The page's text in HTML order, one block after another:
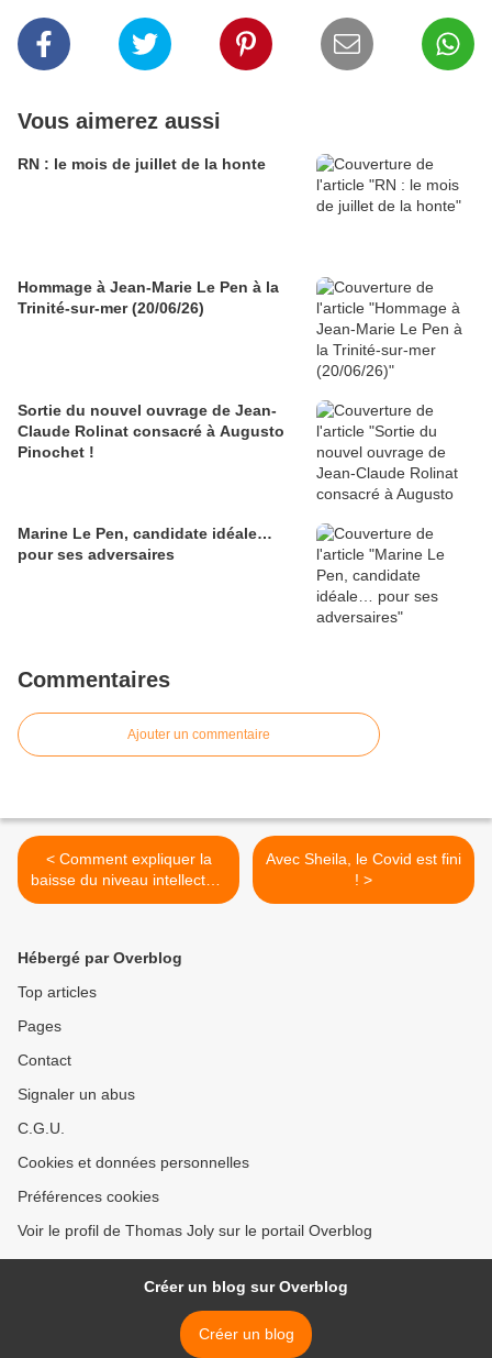
Vous aimerez aussi
RN : le mois de juillet de la honte
Hommage à Jean-Marie Le Pen à la
Trinité-sur-mer (20/06/26)
Sortie du nouvel ouvrage de Jean-
Claude Rolinat consacré à Augusto
Pinochet !
Marine Le Pen, candidate idéale…
pour ses adversaires
Commentaires
Ajouter un commentaire
< Comment expliquer la
baisse du niveau intellectuel
de notre personnel politique
Avec Sheila, le Covid est fini
! >
Hébergé par Overblog
Top articles
Pages
Contact
Signaler un abus
C.G.U.
Cookies et données personnelles
Préférences cookies
Voir le profil de Thomas Joly sur le portail Overblog
Créer un blog sur Overblog
Créer un blog